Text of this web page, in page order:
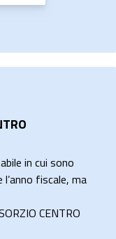
in cui sono
fiscale, ma
CENTRO